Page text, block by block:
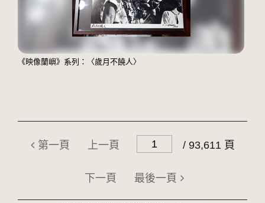
《映像蘭嶼》系列：〈歲月不饒人〉
第一頁 上一頁 / 93,611 頁
下一頁 最後一頁